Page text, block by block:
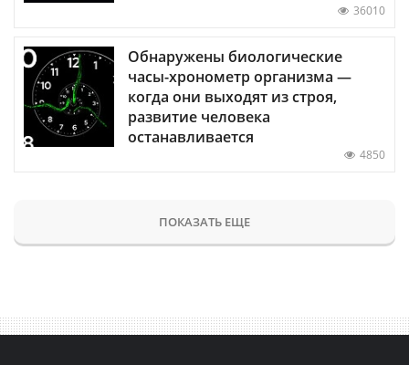
36010
Обнаружены биологические
часы-хронометр организма —
когда они выходят из строя,
развитие человека
останавливается
4850
ПОКАЗАТЬ ЕЩЕ